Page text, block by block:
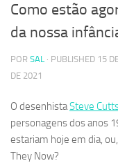
Como estão
da nossa
POR SAL · PUBLISHED 15
DE 2021
O desenhistaSteve
personagens dos anos
estariam hoje em dia,
They Now?